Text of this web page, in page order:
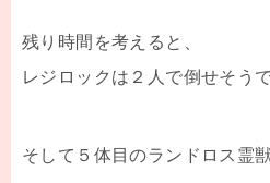
残り時間を考えると、
レジロックは２人で倒せそうで
そして５体目のランドロス霊